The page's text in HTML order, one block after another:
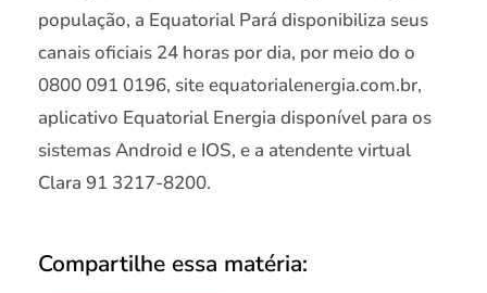
população, a Equatorial Pará disponibiliza seus
canais oficiais 24 horas por dia, por meio do o
0800 091 0196, site equatorialenergia.com.br,
aplicativo Equatorial Energia disponível para os
sistemas Android e IOS, e a atendente virtual
Clara 91 3217-8200.
Compartilhe essa matéria: